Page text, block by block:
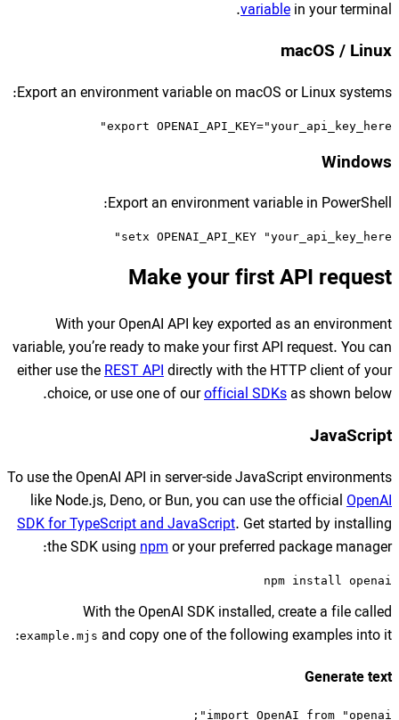
Export an environment
export
Export an
setx
Make
With your OpenAI
variable, you’re ready to
either use theREST API
choice, or use one of
To use the OpenAI API in
like Node.js, Deno, or
SDK for TypeScript and
the SDK usingnpmor
With the OpenAI
example.mjsand copy one